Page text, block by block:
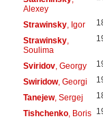
Alexey
Strawinsky, Igor
Strawinsky,
Soulima
Sviridov, Georgy
Swiridow, Georgi
Tanejew, Sergej
Tishchenko, Boris